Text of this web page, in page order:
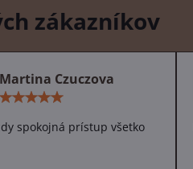
zákazníkov
Martina Czuczova
/
5
spokojná prístup všetko